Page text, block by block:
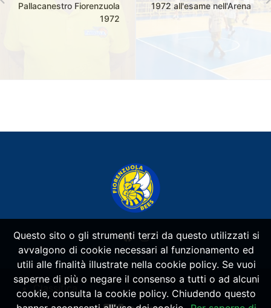
Pallacanestro Fiorenzuola
1972
1972 all'esame nell'Arena
Classifica
Questo sito o gli strumenti terzi da questo utilizzati si
avvalgono di cookie necessari al funzionamento ed
utili alle finalità illustrate nella cookie policy. Se vuoi
saperne di più o negare il consenso a tutti o ad alcuni
cookie, consulta la cookie policy. Chiudendo questo